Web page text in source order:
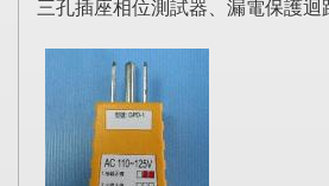
三孔插座相位測試器、漏電保護迴